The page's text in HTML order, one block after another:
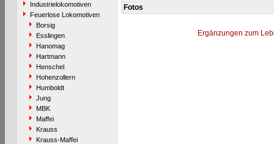
Industrielokomotiven
Feuerlose Lokomotiven
Borsig
Esslingen
Hanomag
Hartmann
Henschel
Hohenzollern
Humboldt
Jung
MBK
Maffei
Krauss
Krauss-Maffei
Fotos
Ergänzungen zum